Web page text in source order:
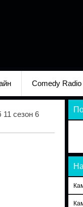
Comedy Radio
сезон 6